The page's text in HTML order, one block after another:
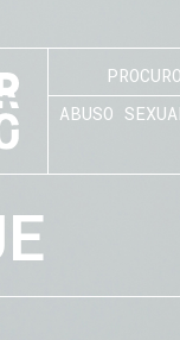
ABUSO